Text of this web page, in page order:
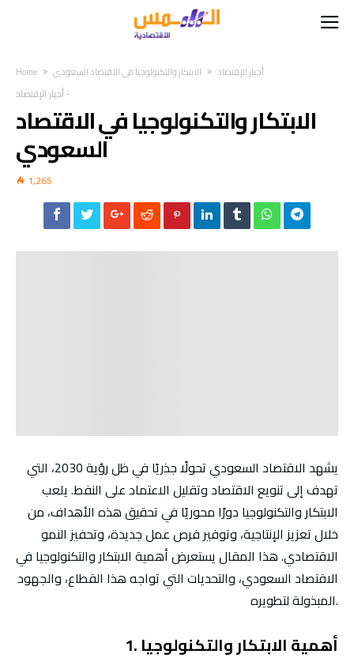
Home أخبار الإقتصاد الابتكار والتكنولوجيا في الاقتصاد السعودي
أخبار الإقتصاد-
الابتكار والتكنولوجيا في الاقتصاد
السعودي
1,265
يشهد الاقتصاد السعودي تحولًا جذريًا في ظل رؤية 2030، التي
تهدف إلى تنويع الاقتصاد وتقليل الاعتماد على النفط. يلعب
الابتكار والتكنولوجيا دورًا محوريًا في تحقيق هذه الأهداف، من
خلال تعزيز الإنتاجية، وتوفير فرص عمل جديدة، وتحفيز النمو
الاقتصادي. هذا المقال يستعرض أهمية الابتكار والتكنولوجيا في
الاقتصاد السعودي، والتحديات التي تواجه هذا القطاع، والجهود
المبذولة لتطويره.
1. أهمية الابتكار والتكنولوجيا